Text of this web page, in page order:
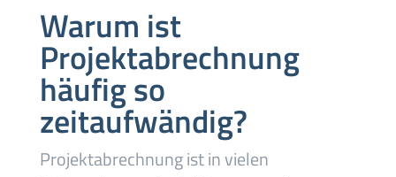
Warum ist
Projektabrechnung
häufig so
zeitaufwändig?
Projektabrechnung ist in vielen